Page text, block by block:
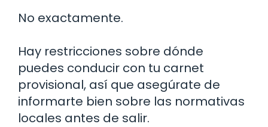
No exactamente.
Hay restricciones sobre dónde
puedes conducir con tu carnet
provisional, así que asegúrate de
informarte bien sobre las normativas
locales antes de salir.